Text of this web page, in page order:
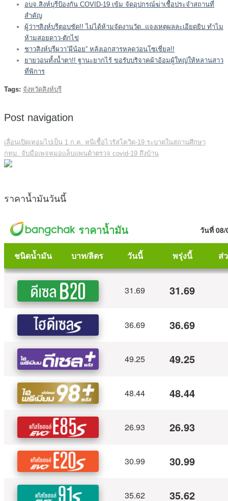
อบจ.สิงห์บุรีป้องกัน COVID-19 เข้ม จัดอุปกรณ์ฆ่าเชื้อประจำสถานที่
สำคัญ
ผู้ว่าฯสิงห์บุรีตอบชัด!! ไม่ได้ห้ามจัดงานวัด..แจงเหตุผลละเอียดยิบ ทำไม
ห้ามสอยดาว-ตักไข่
ชาวสิงห์บุรีผวา”ผีน้อย” หลังเอกสารหลุดว่อนโซเชี่ยล!!
ยายวอนทั้งน้ำตา!! ฐานะยากไร้ ขอรับบริจาคผ้าอ้อมผู้ใหญ่ให้หลานสาว
ที่พิการ
Tags: จังหวัดสิงห์บุรี
Post navigation
เลื่อนเปิดเทอมไปเป็น 1 ก.ค. หนีเชื้อไวรัสโควิด-19 ระบาดในสถานศึกษา
กทม. จับมือเพจหมอแล็บแพนด้าตรวจ covid-19 ถึงบ้าน
ราคาน้ำมันวันนี้